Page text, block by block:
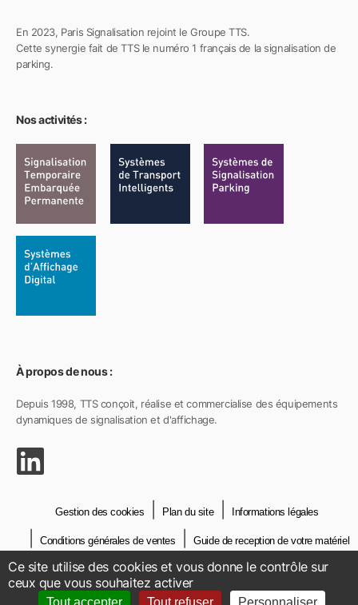
En 2023, Paris Signalisation rejoint le Groupe TTS.
Cette synergie fait de TTS le numéro 1 français de la signalisation de
parking.
Nos activités :
À propos de nous :
Depuis 1998, TTS conçoit, réalise et commercialise des équipements
dynamiques de signalisation et d'affichage.
Gestion des cookies Plan du site Informations légales
Conditions générales de ventes Guide de reception de votre matériel
Crédits Contact
Ce site utilise des cookies et vous donne le contrôle sur
ceux que vous souhaitez activer
Tout accepter Tout refuser Personnaliser